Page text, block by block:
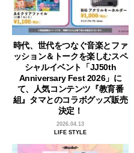
時代、世代をつなぐ音楽とファ
ッション＆トークを楽しむスペ
シャルイベント「JJ50th
Anniversary Fest 2026」に
て、人気コンテンツ『教育番
組』タマとのコラボグッズ販売
決定！
2026.04.13
LIFE STYLE